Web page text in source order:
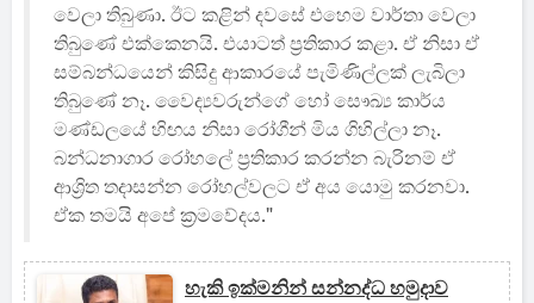
වෙලා තිබුණා. ඊට කළින් දවසේ එහෙම වාර්තා වෙලා
තිබුණේ එක්කෙනයි. එයාටත් ප්‍රතිකාර කළා. ඒ නිසා ඒ
සම්බන්ධයෙන් කිසිදු ආකාරයේ පැමිණිල්ලක් ලැබිලා
තිබුණේ නෑ. වෛද්‍යවරුන්ගේ හෝ සෞඛ්‍ය කාර්ය
මණ්ඩලයේ හිඟය නිසා රෝගීන් මිය ගිහිල්ලා නෑ.
බන්ධනාගාර රෝහලේ ප්‍රතිකාර කරන්න බැරිනම් ඒ
ආශ්‍රිත තදාසන්න රෝහල්වලට ඒ අය යොමු කරනවා.
ඒක තමයි අපේ ක්‍රමවේදය."
හැකි ඉක්මනින් සන්නද්ධ හමුදාව